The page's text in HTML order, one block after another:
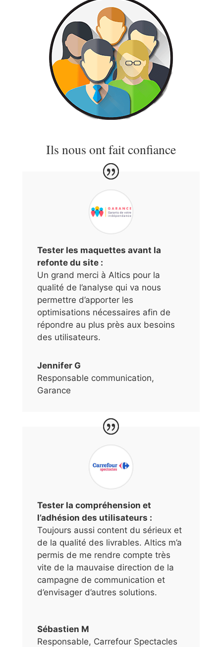
Ils nous ont fait confiance
Tester les maquettes avant la
refonte du site :
Un grand merci à Altics pour la
qualité de l’analyse qui va nous
permettre d’apporter les
optimisations nécessaires afin de
répondre au plus près aux besoins
des utilisateurs.
Jennifer G
Responsable communication,
Garance
Tester la compréhension et
l’adhésion des utilisateurs :
Toujours aussi content du sérieux et
de la qualité des livrables. Altics m’a
permis de me rendre compte très
vite de la mauvaise direction de la
campagne de communication et
d’envisager d’autres solutions.
Sébastien M
Responsable, Carrefour Spectacles